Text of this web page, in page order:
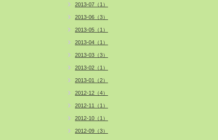
2013-07（1）
2013-06（3）
2013-05（1）
2013-04（1）
2013-03（3）
2013-02（1）
2013-01（2）
2012-12（4）
2012-11（1）
2012-10（1）
2012-09（3）